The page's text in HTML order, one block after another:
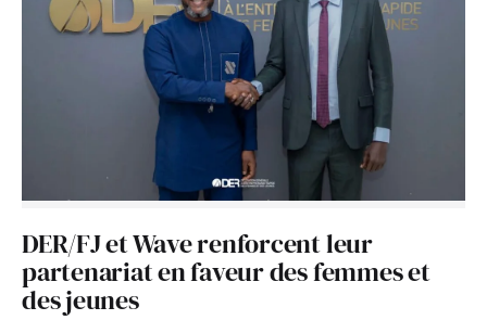
DER/FJ et Wave renforcent leur
partenariat en faveur des femmes et
des jeunes